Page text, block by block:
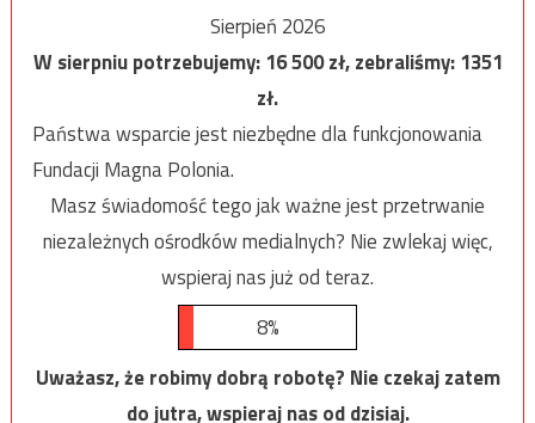
Sierpień 2026
W sierpniu potrzebujemy:16 500zł, zebraliśmy:1351
zł.
Państwa wsparcie jest niezbędne dla funkcjonowania
Fundacji Magna Polonia.
Masz świadomość tego jak ważne jest przetrwanie
niezależnych ośrodków medialnych? Nie zwlekaj więc,
wspieraj nas już od teraz.
8%
Uważasz, że robimy dobrą robotę? Nie czekaj zatem
do jutra, wspieraj nas od dzisiaj.